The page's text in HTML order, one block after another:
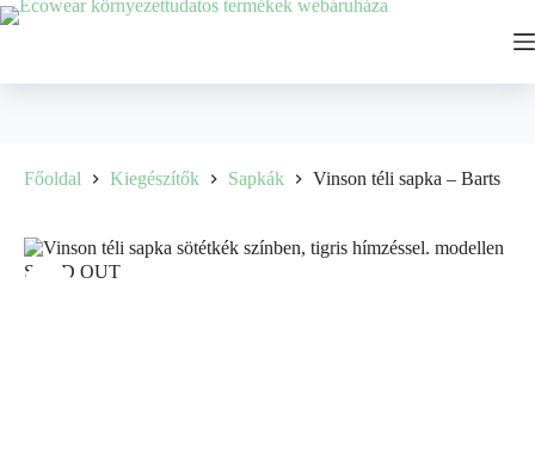
Főoldal Kiegészítők Sapkák Vinson téli sapka – Barts
SOLD OUT